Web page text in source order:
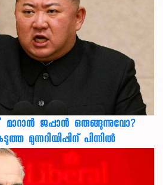
മാറാൻ ജപ്പാൻ ഒരുങ്ങുന്നുവോ?
മുന്നറിയിപ്പിന് പിന്നിൽ